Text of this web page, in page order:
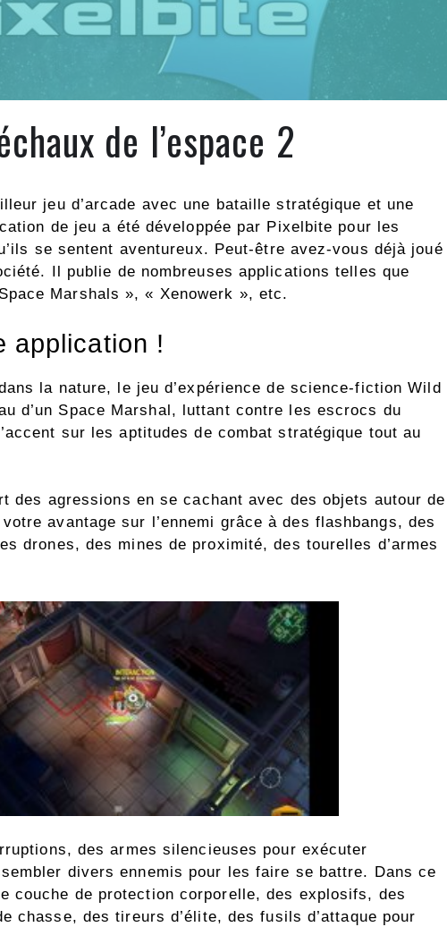
de l’espace 2
jeu d’arcade avec une bataille stratégique et une
de jeu a été développée par Pixelbite pour les
se sentent aventureux. Peut-être avez-vous déjà joué
Il publie de nombreuses applications telles que
Marshals », « Xenowerk », etc.
application !
la nature, le jeu d’expérience de science-fiction Wild
d’un Space Marshal, luttant contre les escrocs du
sur les aptitudes de combat stratégique tout au
des agressions en se cachant avec des objets autour de
avantage sur l’ennemi grâce à des flashbangs, des
drones, des mines de proximité, des tourelles d’armes
des armes silencieuses pour exécuter
divers ennemis pour les faire se battre. Dans ce
couche de protection corporelle, des explosifs, des
chasse, des tireurs d’élite, des fusils d’attaque pour